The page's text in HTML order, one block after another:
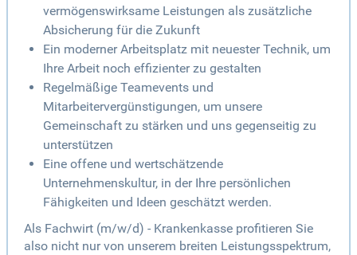
vermögenswirksame Leistungen als zusätzliche
Absicherung für die Zukunft
Ein moderner Arbeitsplatz mit neuester Technik, um
Ihre Arbeit noch effizienter zu gestalten
Regelmäßige Teamevents und
Mitarbeitervergünstigungen, um unsere
Gemeinschaft zu stärken und uns gegenseitig zu
unterstützen
Eine offene und wertschätzende
Unternehmenskultur, in der Ihre persönlichen
Fähigkeiten und Ideen geschätzt werden.
Als Fachwirt (m/w/d) - Krankenkasse profitieren Sie
also nicht nur von unserem breiten Leistungsspektrum,